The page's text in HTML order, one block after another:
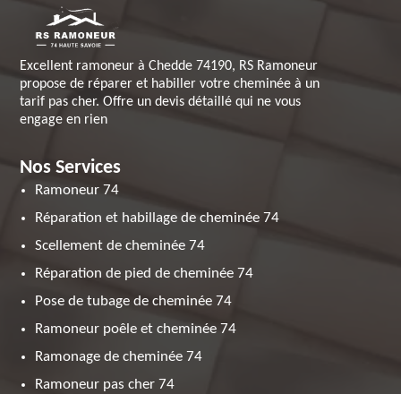
Excellent ramoneur à Chedde 74190, RS Ramoneur
propose de réparer et habiller votre cheminée à un
tarif pas cher. Offre un devis détaillé qui ne vous
engage en rien
Nos Services
Ramoneur 74
Réparation et habillage de cheminée 74
Scellement de cheminée 74
Réparation de pied de cheminée 74
Pose de tubage de cheminée 74
Ramoneur poêle et cheminée 74
Ramonage de cheminée 74
Ramoneur pas cher 74